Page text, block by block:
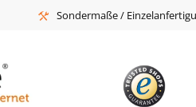
Sondermaße /